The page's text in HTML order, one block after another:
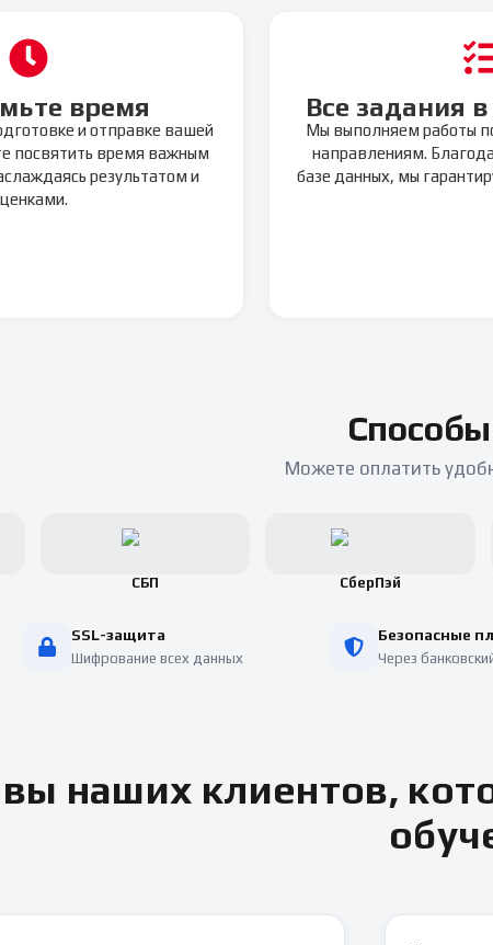
время
и отправке вашей
посвятить время важным
результатом и
Все задания
Мы выполняем работы
направлениям.
базе данных, мы
Можете оплатить
СБП СберПэй
SSL-защита
Шифрование всех данных
Безопасные
Через
наших клиентов,